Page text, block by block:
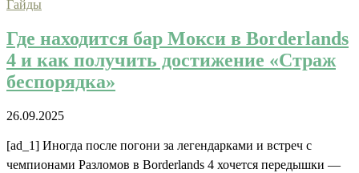
Гайды
Где находится бар Мокси в Borderlands
4 и как получить достижение «Страж
беспорядка»
26.09.2025
[ad_1] Иногда после погони за легендарками и встреч с
чемпионами Разломов в Borderlands 4 хочется передышки —